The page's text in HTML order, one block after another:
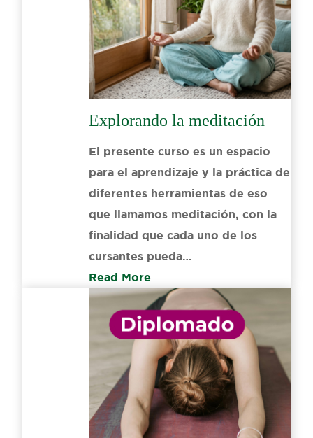
Explorando la meditación
El presente curso es un espacio
para el aprendizaje y la práctica de
diferentes herramientas de eso
que llamamos meditación, con la
finalidad que cada uno de los
cursantes pueda…
Read More